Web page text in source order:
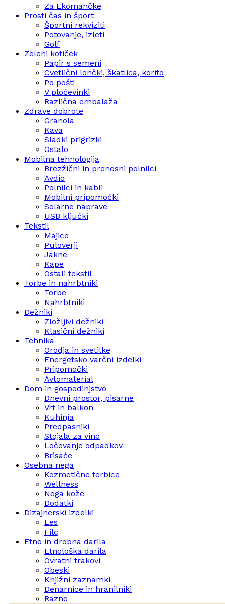
Za Ekomančke
Prosti čas in šport
Športni rekviziti
Potovanje, izleti
Golf
Zeleni kotiček
Papir s semeni
Cvetlični lončki, škatlica, korito
Po pošti
V pločevinki
Različna embalaža
Zdrave dobrote
Granola
Kava
Sladki prigrizki
Ostalo
Mobilna tehnologija
Brezžični in prenosni polnilci
Avdio
Polnilci in kabli
Mobilni pripomočki
Solarne naprave
USB ključki
Tekstil
Majice
Puloverji
Jakne
Kape
Ostali tekstil
Torbe in nahrbtniki
Torbe
Nahrbtniki
Dežniki
Zložljivi dežniki
Klasični dežniki
Tehnika
Orodja in svetilke
Energetsko varčni izdelki
Pripomočki
Avtomaterial
Dom in gospodinjstvo
Dnevni prostor, pisarne
Vrt in balkon
Kuhinja
Predpasniki
Stojala za vino
Ločevanje odpadkov
Brisače
Osebna nega
Kozmetične torbice
Wellness
Nega kože
Dodatki
Dizajnerski izdelki
Les
Filc
Etno in drobna darila
Etnološka darila
Ovratni trakovi
Obeski
Knjižni zaznamki
Denarnice in hranilniki
Razno